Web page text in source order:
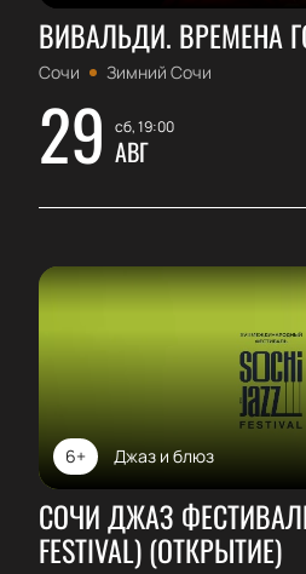
ВИВАЛЬДИ. ВРЕМЕНА
Сочи Зимний Сочи
29 сб, 19:00
АВГ
Джаз и блюз
6+
СОЧИ ДЖАЗ ФЕСТИВАЛЬ
FESTIVAL) (ОТКРЫТИЕ)